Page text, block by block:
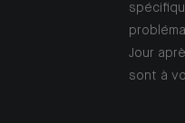
Jour
sont à